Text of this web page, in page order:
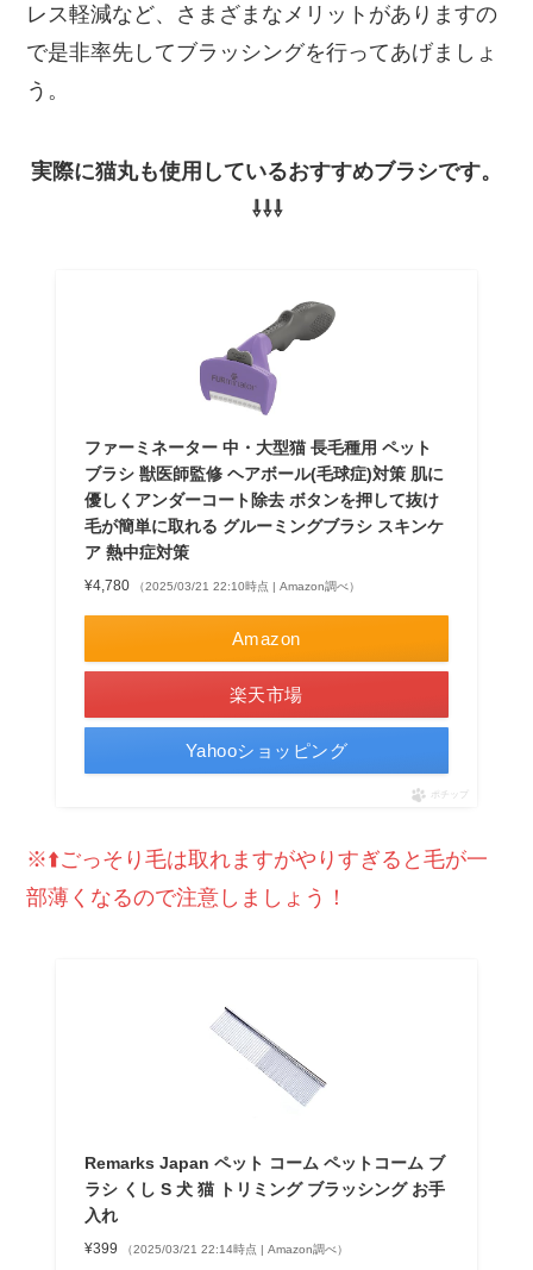
レス軽減など、さまざまなメリットがありますの
で是非率先してブラッシングを行ってあげましょ
う。
実際に猫丸も使用しているおすすめブラシです。
⇩⇩⇩
ファーミネーター 中・大型猫 長毛種用 ペット
ブラシ 獣医師監修 ヘアボール(毛球症)対策 肌に
優しくアンダーコート除去 ボタンを押して抜け
毛が簡単に取れる グルーミングブラシ スキンケ
ア 熱中症対策
¥4,780 （2025/03/21 22:10時点 | Amazon調べ）
Amazon
楽天市場
Yahooショッピング
ポチップ
※⬆️ごっそり毛は取れますがやりすぎると毛が一
部薄くなるので注意しましょう！
Remarks Japan ペット コーム ペットコーム ブ
ラシ くし S 犬 猫 トリミング ブラッシング お手
入れ
¥399 （2025/03/21 22:14時点 | Amazon調べ）